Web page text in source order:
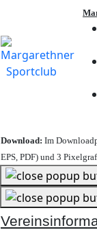
Download: Im
EPS, PDF) und 3